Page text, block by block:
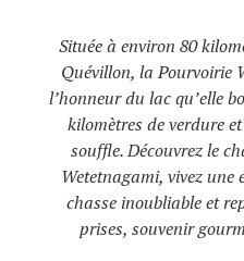
Située à environ 80
Quévillon, la Pourvoirie
l’honneur du lac qu’elle
kilomètres de verdure
souffle. Découvrez le
Wetetnagami, vivez une
chasse inoubliable et
prises, souvenir